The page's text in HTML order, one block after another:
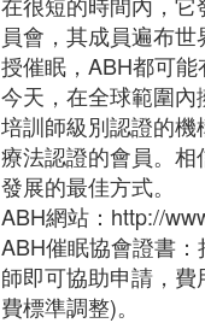
員會，其成員遍布
授催眠，ABH都可能
今天，在全球範圍
培訓師級別認證的
療法認證的會員。
發展的最佳方式。
ABH網站：http://
ABH催眠協會證書
師即可協助申請，
費標準調整)。